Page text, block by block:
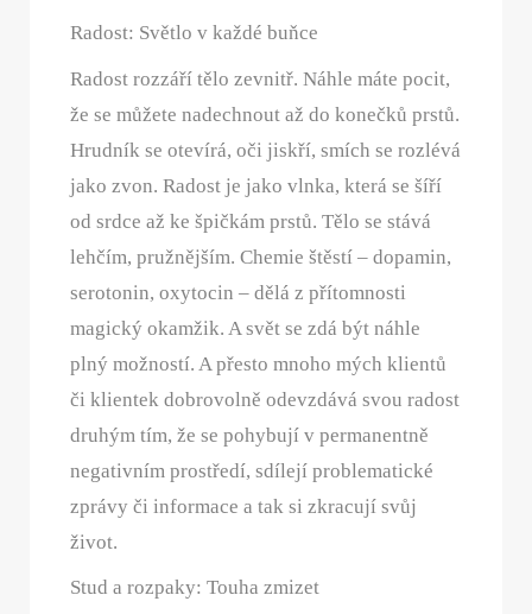
Radost: Světlo v každé buňce
Radost rozzáří tělo zevnitř. Náhle máte pocit,
že se můžete nadechnout až do konečků prstů.
Hrudník se otevírá, oči jiskří, smích se rozlévá
jako zvon. Radost je jako vlnka, která se šíří
od srdce až ke špičkám prstů. Tělo se stává
lehčím, pružnějším. Chemie štěstí – dopamin,
serotonin, oxytocin – dělá z přítomnosti
magický okamžik. A svět se zdá být náhle
plný možností. A přesto mnoho mých klientů
či klientek dobrovolně odevzdává svou radost
druhým tím, že se pohybují v permanentně
negativním prostředí, sdílejí problematické
zprávy či informace a tak si zkracují svůj
život.
Stud a rozpaky: Touha zmizet